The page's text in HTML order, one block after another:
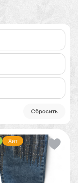
Cбросить
Хит